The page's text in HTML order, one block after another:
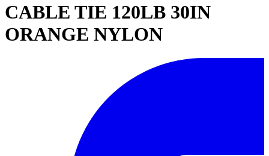
CABLE TIE 120LB 30IN
ORANGE NYLON